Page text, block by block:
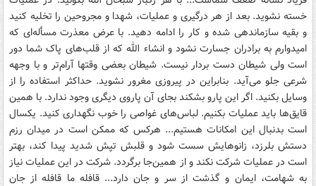
خسته نشوید. بعد از هر درگیری و عملیات، شهدا و مجروحین را تخلیه کنید
و بقیه سازماندهی شده و کار را ادامه دهید. با عرض معذرت مسأله‌ای که
امیدوارم به برادران جسارت نشود و انشاء الله که از قلب‌های پاک شما دور
است ولی شیطان دست بردار نیست. شیطان بعضی وقتها آرام‌تر و با وجهه
شرعی جلو می‌آید. بنابراین در پیروزی مغرور نشوید. حداکثر استفاده را از
وسایل بکنید. اگر این پارو بشکند بجای آن پاروی دیگری وجود ندارد. با همین
قایق‌ها باید عملیات بکنیم. لباس‌های غواصی را خوب نگهداری کنید. یکسال
است بدنبال این امکانات هستیم... هرکس که ممکن است در میدان رزم
دستش بلرزد، زانوهایش سست شود و قلبش تپش شدید پیدا کند، بهتر
است در عملیات شرکت نکند و از همین‌جا برگردد. شرکت در این عملیات نیاز
به شهامت، ایمان و گذشت از سر و جان دارد... قافله ما قافله از جان